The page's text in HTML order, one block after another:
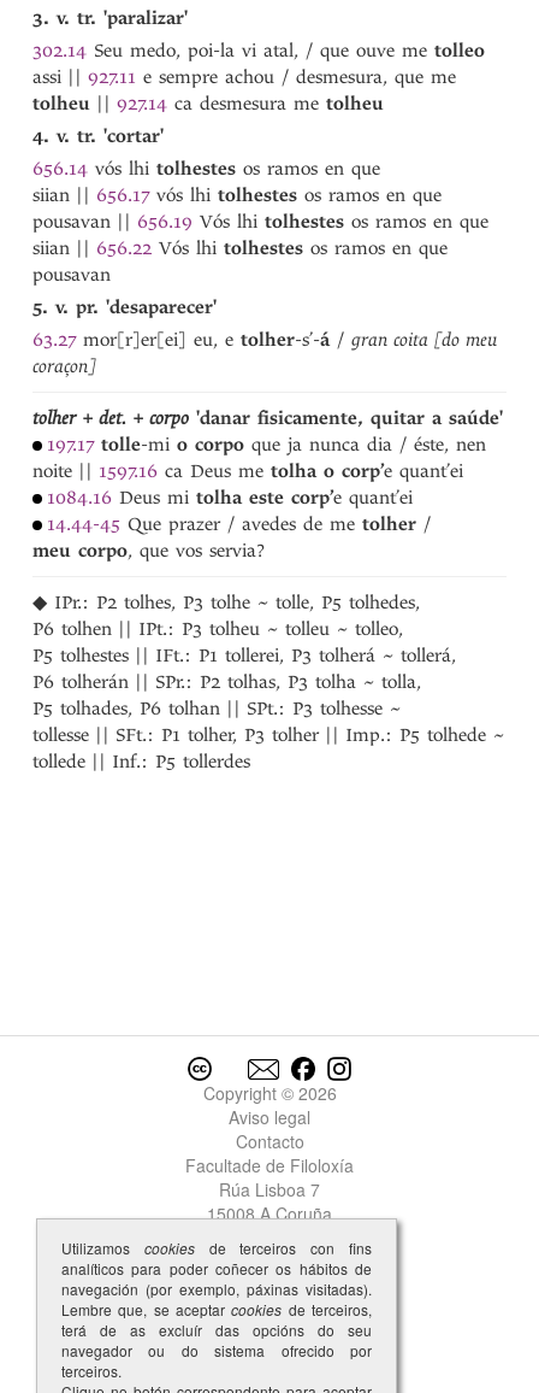
tres
Trĩidade
trilhar
trincheira
Tristan
triste
tristen
tristeza
tristura
trobada
trobado
trobador
trobar
1
trobar 2
tromba
trompeiro
trosquiada
trosquiado
trosquiar
truita
tu
Tudela
3. v. tr. 'paralizar'
302.14 Seu medo, poi-la vi atal, / que ouve metolleo
assi || 927.11 e sempre achou / desmesura, que me
tolheu || 927.14 ca desmesura metolheu
4. v. tr. 'cortar'
656.14 vós lhitolhestes os ramos en que
siian || 656.17vós lhitolhestes os ramos en que
pousavan || 656.19 Vós lhitolhestes os ramos en que
siian || 656.22 Vós lhitolhestes os ramos en que
pousavan
5. v. pr. 'desaparecer'
63.27mor[r]er[ei] eu, etolher-s’-á/gran coita [do meu
coraçon]
tolher +det. + corpo 'danar fisicamente, quitar a saúde'
197.17 tolle-mio corpo que ja nunca dia / éste, nen
noite || 1597.16 ca Deus metolha o corp’e quant’ei
1084.16 Deus mitolha este corp’e quant’ei
14.44-45 Que prazer / avedes de metolher /
meu corpo, que vos servia?
◆ IPr.:P2tolhes, P3tolhe ~tolle, P5tolhedes,
P6tolhen || IPt.:P3tolheu ~tolleu ~tolleo,
P5tolhestes || IFt.:P1tollerei, P3tolherá ~tollerá,
P6tolherán || SPr.:P2tolhas, P3tolha ~tolla,
P5tolhades, P6tolhan || SPt.:P3tolhesse ~
tollesse || SFt.:P1tolher, P3tolher || Imp.:P5tolhede ~
tollede || Inf.:P5tollerdes
Copyright © 2026
Aviso legal
Contacto
Facultade de Filoloxía
Rúa Lisboa 7
15008 A Coruña
Utilizamos cookiesde terceiros con fins
analíticos para poder coñecer os hábitos de
navegación (por exemplo, páxinas visitadas).
Lembre que, se aceptarcookies de terceiros,
terá de as excluír das opcións do seu
navegador ou do sistema ofrecido por
terceiros.